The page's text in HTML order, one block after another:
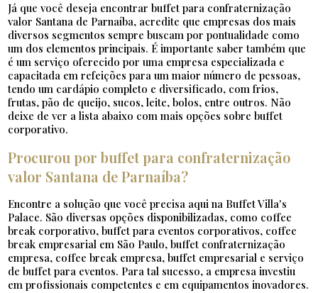
Já que você deseja encontrar buffet para confraternização
valor Santana de Parnaíba, acredite que empresas dos mais
diversos segmentos sempre buscam por pontualidade como
um dos elementos principais. É importante saber também que
é um serviço oferecido por uma empresa especializada e
capacitada em refeições para um maior número de pessoas,
tendo um cardápio completo e diversificado, com frios,
frutas, pão de queijo, sucos, leite, bolos, entre outros. Não
deixe de ver a lista abaixo com mais opções sobre buffet
corporativo.
Procurou por buffet para confraternização
valor Santana de Parnaíba?
Encontre a solução que você precisa aqui na Buffet Villa's
Palace. São diversas opções disponibilizadas, como coffee
break corporativo, buffet para eventos corporativos, coffee
break empresarial em São Paulo, buffet confraternização
empresa, coffee break empresa, buffet empresarial e serviço
de buffet para eventos. Para tal sucesso, a empresa investiu
em profissionais competentes e em equipamentos inovadores.